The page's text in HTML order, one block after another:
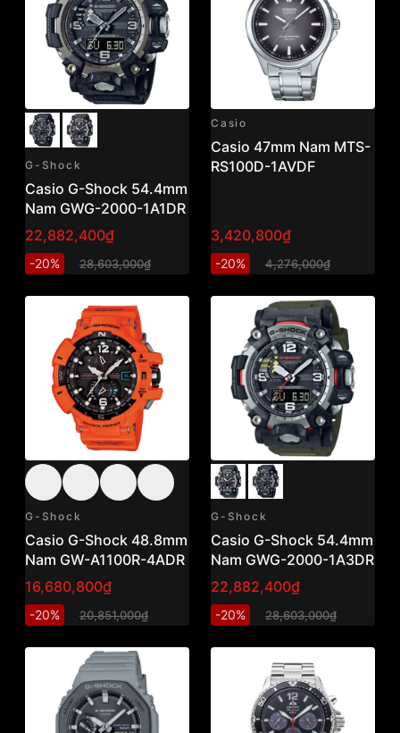
G-Shock
Casio G-Shock 54.4mm
Nam GWG-2000-1A1DR
22,882,400₫
-20% 28,603,000₫
Casio
Casio 47mm Nam MTS-
RS100D-1AVDF
3,420,800₫
-20% 4,276,000₫
G-Shock
Casio G-Shock 48.8mm
Nam GW-A1100R-4ADR
16,680,800₫
-20% 20,851,000₫
G-Shock
Casio G-Shock 54.4mm
Nam GWG-2000-1A3DR
22,882,400₫
-20% 28,603,000₫